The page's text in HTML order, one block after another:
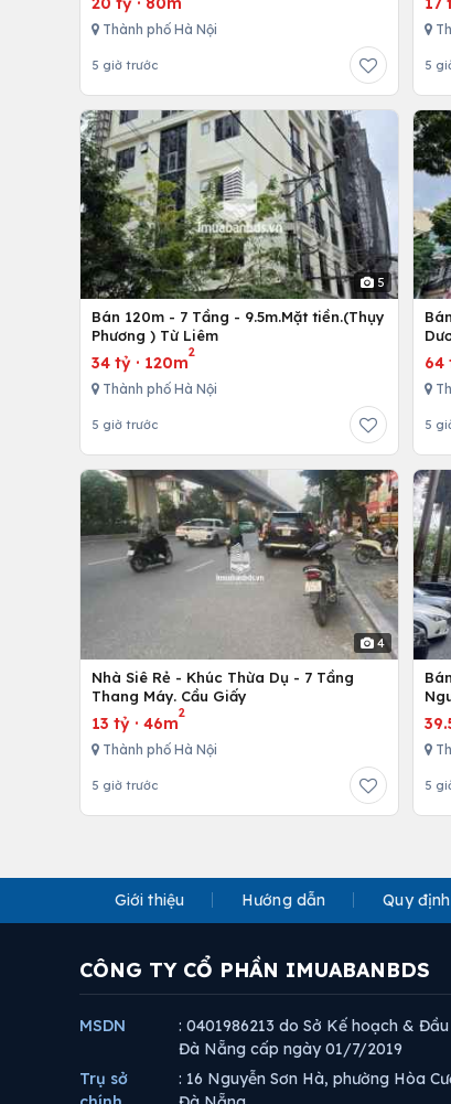
Thành phố Hà Nội
5 giờ trước 5
5
Bán 120m - 7 Tầng - 9.5m.Mặt tiền.(Thụy
Phương ) Từ Liêm
34 tỷ · 120m
2
Thành phố Hà Nội
5 giờ trước
64
5
4
Nhà Siê Rẻ - Khúc Thừa Dụ - 7 Tầng
Thang Máy. Cầu Giấy
13 tỷ · 46m
2
Thành phố Hà Nội
5 giờ trước 5
Giới thiệu Hướng dẫn Quy định
CÔNG TY CỔ PHẦN IMUABANBDS
MSDN
: 0401986213 do Sở Kế hoạch & Đầu
Đà Nẵng cấp ngày 01/7/2019
Trụ sở
: 16 Nguyễn Sơn Hà, phường Hòa